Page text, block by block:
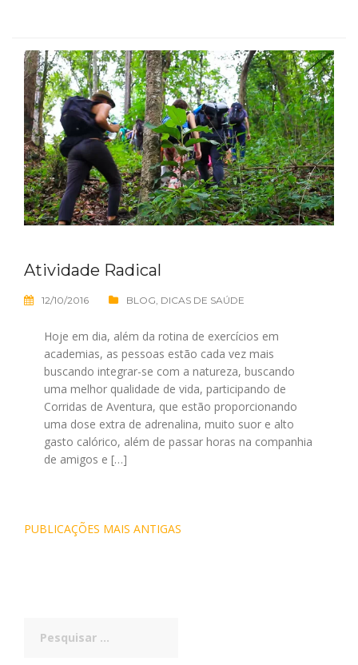
Atividade Radical
12/10/2016 BLOG DICAS DE SAÚDE
Hoje em dia, além da rotina de exercícios em
academias, as pessoas estão cada vez mais
buscando integrar-se com a natureza, buscando
uma melhor qualidade de vida, participando de
Corridas de Aventura, que estão proporcionando
uma dose extra de adrenalina, muito suor e alto
gasto calórico, além de passar horas na companhia
de amigos e […]
Navegação
PUBLICAÇÕES MAIS ANTIGAS
por: